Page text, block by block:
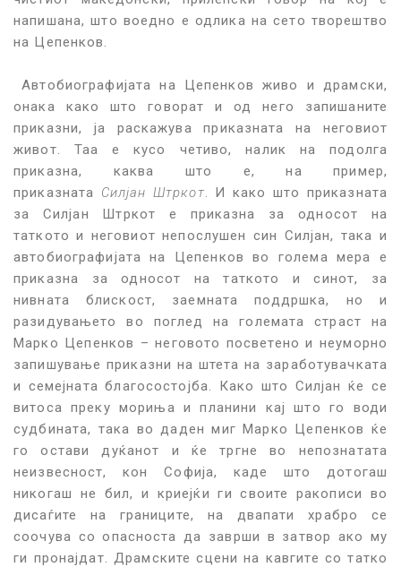
напишана, што воедно е одлика на сето творештво
на Цепенков.
Автобиографијата на Цепенков живо и драмски,
онака како што говорат и од него запишаните
приказни, ја раскажува приказната на неговиот
живот. Таа е кусо четиво, налик на подолга
приказна, каква што е, на пример,
приказната Силјан Штркот . И како што приказната
за Силјан Штркот е приказна за односот на
таткото и неговиот непослушен син Силјан, така и
автобиографијата на Цепенков во голема мера е
приказна за односот на таткото и синот, за
нивната блискост, заемната поддршка, но и
разидувањето во поглед на големата страст на
Марко Цепенков – неговото посветено и неуморно
запишување приказни на штета на заработувачката
и семејната благосостојба. Како што Силјан ќе се
витоса преку мориња и планини кај што го води
судбината, така во даден миг Марко Цепенков ќе
го остави дуќанот и ќе тргне во непознатата
неизвесност, кон Софија, каде што дотогаш
никогаш не бил, и криејќи ги своите ракописи во
дисаѓите на границите, на двапати храбро се
соочува со опасноста да заврши в затвор ако му
ги пронајдат. Драмските сцени на кавгите со татко